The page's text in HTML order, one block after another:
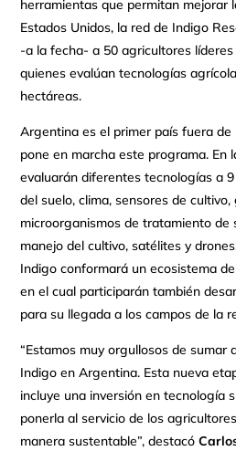
herramientas que permitan mejorar
Estados Unidos, la red de Indigo
-a la fecha- a 50 agricultores
quienes evalúan tecnologías
hectáreas.
Argentina es el primer país fuera de
pone en marcha este programa. En
evaluarán diferentes tecnologías a
del suelo, clima, sensores de cultivo,
microorganismos de tratamiento de
manejo del cultivo, satélites y
Indigo conformará un ecosistema
en el cual participarán también
para su llegada a los campos de la
“Estamos muy orgullosos de sumar
Indigo en Argentina. Esta nueva
incluye una inversión en tecnología
ponerla al servicio de los
manera sustentable”, destacó